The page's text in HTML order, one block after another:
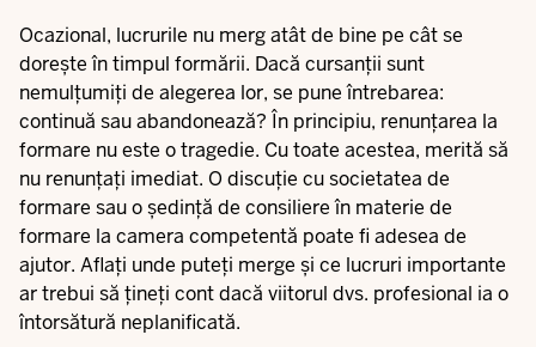
Ocazional, lucrurile nu merg atât de bine pe cât se
dorește în timpul formării. Dacă cursanții sunt
nemulțumiți de alegerea lor, se pune întrebarea:
continuă sau abandonează? În principiu, renunțarea la
formare nu este o tragedie. Cu toate acestea, merită să
nu renunțați imediat. O discuție cu societatea de
formare sau o ședință de consiliere în materie de
formare la camera competentă poate fi adesea de
ajutor. Aflați unde puteți merge și ce lucruri importante
ar trebui să țineți cont dacă viitorul dvs. profesional ia o
întorsătură neplanificată.